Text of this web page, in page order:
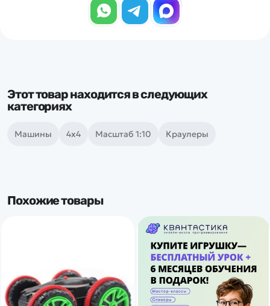
Этот товар находится в следующих
категориях
Машины 4х4 Масштаб 1:10 Краулеры
Похожие товары